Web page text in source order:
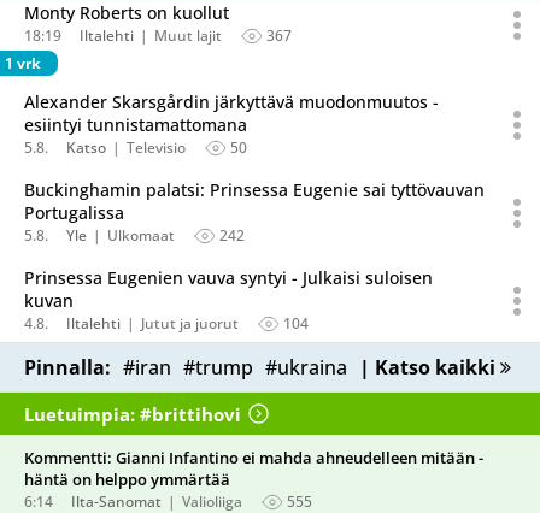
Monty Roberts on kuollut
18:19 Iltalehti Muut lajit
367
1 vrk
Alexander Skarsgårdin järkyttävä muodonmuutos -
esiintyi tunnistamattomana
5.8. Katso Televisio 50
Buckinghamin palatsi: Prinsessa Eugenie sai tyttövauvan
Portugalissa
5.8. Yle Ulkomaat 242
Prinsessa Eugenien vauva syntyi - Julkaisi suloisen
kuvan
4.8. Iltalehti Jutut ja juorut 104
Pinnalla: #iran #trump #ukraina | Katso kaikki
Luetuimpia: #brittihovi
Kommentti: Gianni Infantino ei mahda ahneudelleen mitään -
häntä on helppo ymmärtää
6:14 Ilta-Sanomat Valioliiga 555